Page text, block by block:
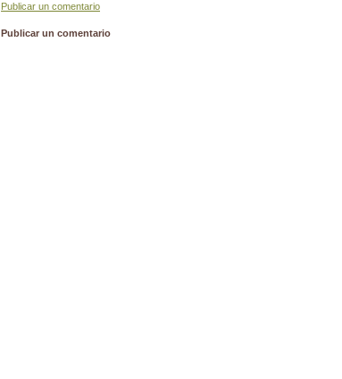
Publicar un comentario
Publicar un comentario